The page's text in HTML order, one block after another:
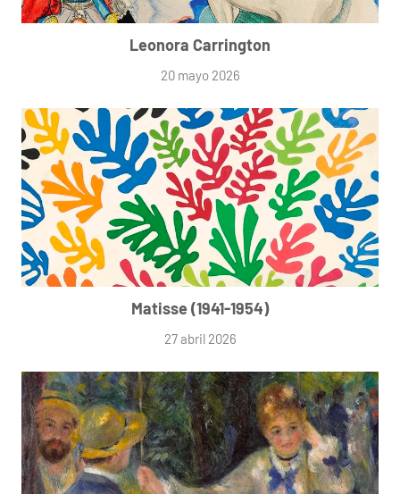
Leonora Carrington
20 mayo 2026
Matisse (1941-1954)
27 abril 2026